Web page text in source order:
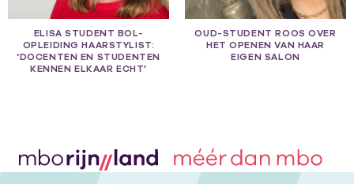
ELISA STUDENT BOL-
OPLEIDING HAARSTYLIST:
‘DOCENTEN EN STUDENTEN
KENNEN ELKAAR ECHT’
OUD-STUDENT ROOS OVER
HET OPENEN VAN HAAR
EIGEN SALON